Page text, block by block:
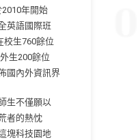
2010年開始
英語國際班
校生760餘位
生200餘位
國內外資訊界
生不僅願以
者的熱忱
塊科技園地